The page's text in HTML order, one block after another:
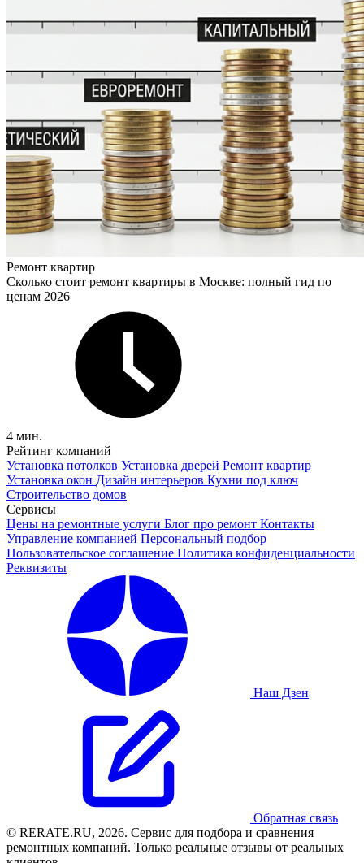
Ремонт квартир
Сколько стоит ремонт квартиры в Москве: полный гид по
ценам 2026
4 мин.
Рейтинг компаний
Установка потолков Установка дверей Ремонт квартир
Установка окон Дизайн интерьеров Кухни под ключ
Строительство домов
Сервисы
Цены на ремонтные услуги Блог про ремонт Контакты
Управление компанией Персональный подбор
Пользовательское соглашение Политика конфиденциальности
Реквизиты
Наш Дзен
Обратная связь
© RERATE.RU, 2026. Сервис для подбора и сравнения
ремонтных компаний. Только реальные отзывы от реальных